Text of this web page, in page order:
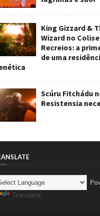
King Gizzard &
Wizard no
Recreios: a
de uma
Scúru Fitchádu
Resistensia
Translate